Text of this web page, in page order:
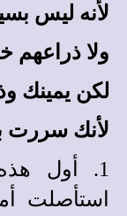
لأنه ليس
ولا ذراعهم
لكن يمينك
لأنك سررت
1. أول
استأصلت